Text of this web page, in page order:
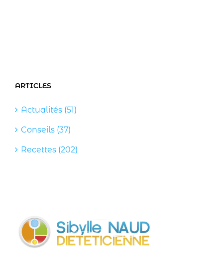
ARTICLES
Actualités (51)
Conseils (37)
Recettes (202)